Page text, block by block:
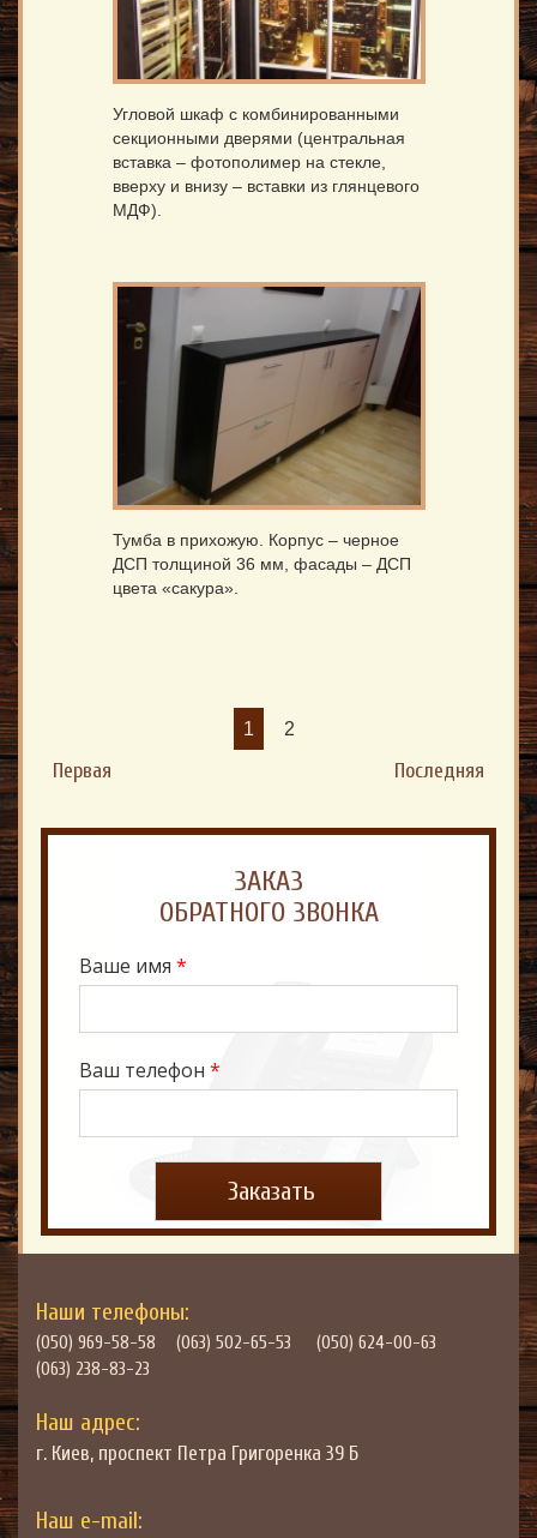
Угловой шкаф с комбинированными
секционными дверями (центральная
вставка – фотополимер на стекле,
вверху и внизу – вставки из глянцевого
МДФ).
Тумба в прихожую. Корпус – черное
ДСП толщиной 36 мм, фасады – ДСП
цвета «сакура».
Первая
1 2
Последняя
ЗАКАЗ
ОБРАТНОГО ЗВОНКА
Ваше имя *
Ваш телефон *
Наши телефоны:
(050) 969-58-58 (063) 502-65-53
(050) 624-00-63
(063) 238-83-23
Наш адрес:
г. Киев, проспект Петра Григоренка 39 Б
Наш e-mail: